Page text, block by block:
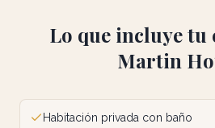
Lo que incluye tu
Martin
Habitación privada con baño